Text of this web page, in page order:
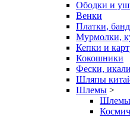
Ободки и
Венки
Платки,
Мурмолки,
Кепки и
Кокошники
Фески,
Шляпы
Шлемы >
Шлемы